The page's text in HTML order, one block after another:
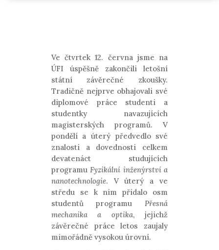
Ve čtvrtek 12. června jsme na
ÚFI úspěšně zakončili letošní
státní závěrečné zkoušky.
Tradičně nejprve obhajovali své
diplomové práce studenti a
studentky navazujících
magisterských programů. V
pondělí a úterý předvedlo své
znalosti a dovednosti celkem
devatenáct studujících
programu Fyzikální inženýrství a
nanotechnologie. V úterý a ve
středu se k nim přidalo osm
studentů programu Přesná
mechanika a optika, jejichž
závěrečné práce letos zaujaly
mimořádně vysokou úrovní.